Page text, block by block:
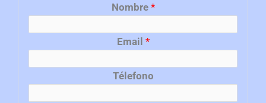
Nombre *
Email *
Télefono